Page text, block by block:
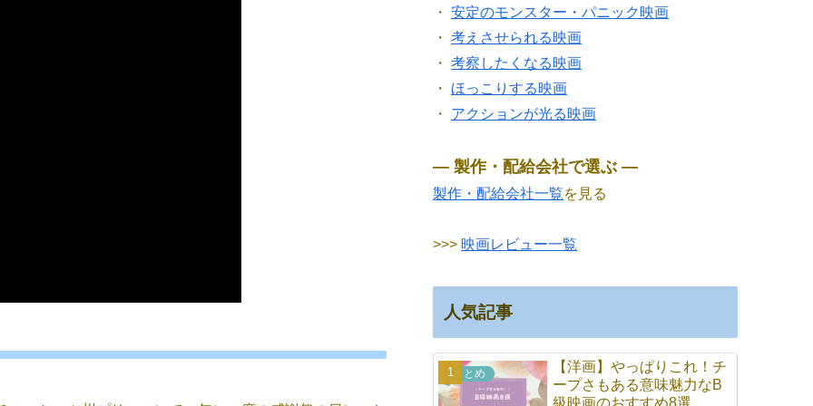
・ 安定のモンスター・パニック映画
・ 考えさせられる映画
・ 考察したくなる映画
・ ほっこりする映画
・ アクションが光る映画
― 製作・配給会社で選ぶ ―
製作・配給会社一覧を見る
>>> 映画レビュー一覧
人気記事
まとめ
【洋画】やっぱりこれ！チ
ープさもある意味魅力なB
級映画のおすすめ8選